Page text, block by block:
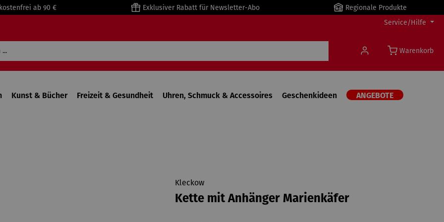
ab 90 € Exklusiver Rabatt für Newsletter-Abo
Regionale Produkte
Service/Hilfe
Warenkorb
Kunst & Bücher Freizeit & Gesundheit Uhren, Schmuck & Accessoires Geschenkideen ANGEBOTE
Kleckow
Kette mit Anhänger Marienkäfer